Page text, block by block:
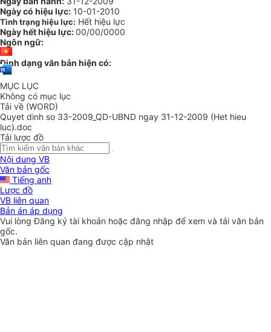
Ngày có hiệu lực: 10-01-2010
Tình trạng hiệu lực: Hết hiệu lực
Ngày hết hiệu lực:00/00/0000
Ngôn ngữ:
Định dạng văn bản hiện có:
MỤC LỤC
Không có mục lục
Tải về (WORD)
Quyet dinh so 33-2009_QD-UBND ngay 31-12-2009 (Het hieu
luc).doc
Tải lược đồ
Nội dung VB
Văn bản gốc
Tiếng anh
Lược đồ
VB liên quan
Bản án áp dụng
Vui lòngĐăng ký tài khoản hoặc đăng nhập để xem và tải văn bản
gốc.
Văn bản liên quan đang được cập nhật